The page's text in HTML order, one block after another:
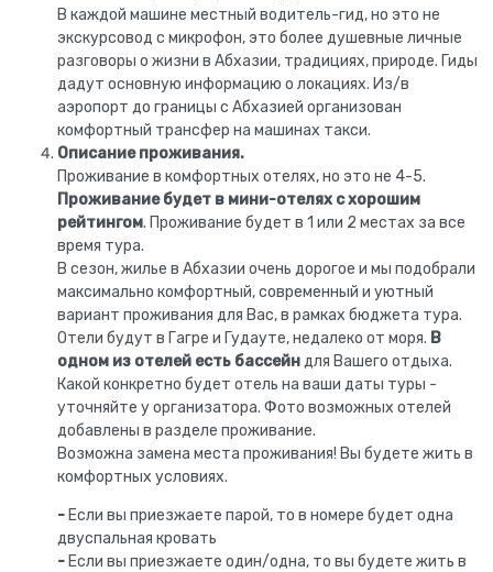
В каждой машине местный водитель-гид, но это не
экскурсовод с микрофон, это более душевные личные
разговоры о жизни в Абхазии, традициях, природе. Гиды
дадут основную информацию о локациях. Из/в
аэропорт до границы с Абхазией организован
комфортный трансфер на машинах такси.
Описание проживания.
Проживание в комфортных отелях, но это не 4-5.
Проживание будет в мини-отелях с хорошим
рейтингом. Проживание будет в 1 или 2 местах за все
время тура.
В сезон, жилье в Абхазии очень дорогое и мы подобрали
максимально комфортный, современный и уютный
вариант проживания для Вас, в рамках бюджета тура.
Отели будут в Гагре и Гудауте, недалеко от моря. В
одном из отелей есть бассейндля Вашего отдыха.
Какой конкретно будет отель на ваши даты туры -
уточняйте у организатора. Фото возможных отелей
добавлены в разделе проживание.
Возможна замена места проживания! Вы будете жить в
комфортных условиях.
- Если вы приезжаете парой, то в номере будет одна
двуспальная кровать
- Если вы приезжаете один/одна, то вы будете жить в